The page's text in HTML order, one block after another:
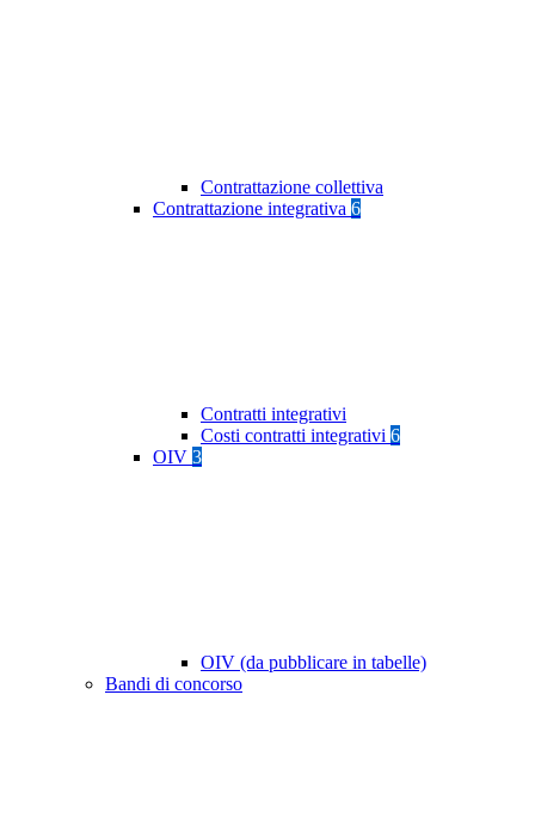
Contrattazione collettiva
Contrattazione integrativa 6
Contratti integrativi
Costi contratti integrativi 6
OIV 3
OIV (da pubblicare in tabelle)
Bandi di concorso